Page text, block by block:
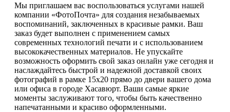
Мы приглашаем вас воспользоваться услугами нашей
компании «ФотоПочта» для создания незабываемых
воспоминаний, заключенных в красивые рамки. Ваш
заказ будет выполнен с применением самых
современных технологий печати и с использованием
высококачественных материалов. Не упускайте
возможность оформить свой заказ онлайн уже сегодня и
наслаждайтесь быстрой и надежной доставкой своих
фотографий в рамке 15х20 прямо до двери вашего дома
или офиса в городе Хасавюрт. Ваши самые яркие
моменты заслуживают того, чтобы быть качественно
напечатанными и красиво оформленными.